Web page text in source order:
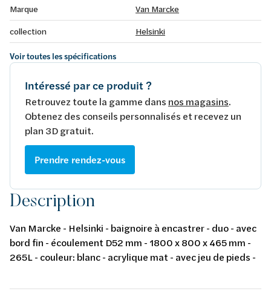
Marque
Van Marcke
collection
Helsinki
Voir toutes les spécifications
Intéressé par ce produit ?
Retrouvez toute la gamme dans nos magasins.
Obtenez des conseils personnalisés et recevez un
plan 3D gratuit.
Prendre rendez-vous
Description
Van Marcke - Helsinki - baignoire à encastrer - duo - avec
bord fin - écoulement D52 mm - 1800 x 800 x 465 mm -
265L - couleur: blanc - acrylique mat - avec jeu de pieds -